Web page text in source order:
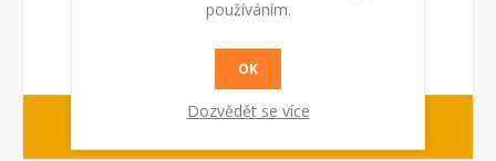
1-2 dny
používáním.
OK
Dozvědět se více